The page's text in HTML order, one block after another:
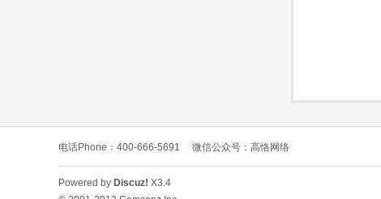
L
电话Phone：400-666-5691 微信公众号：高恪网络
Powered by Discuz! X3.4